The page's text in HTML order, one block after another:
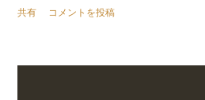
共有 コメントを投稿